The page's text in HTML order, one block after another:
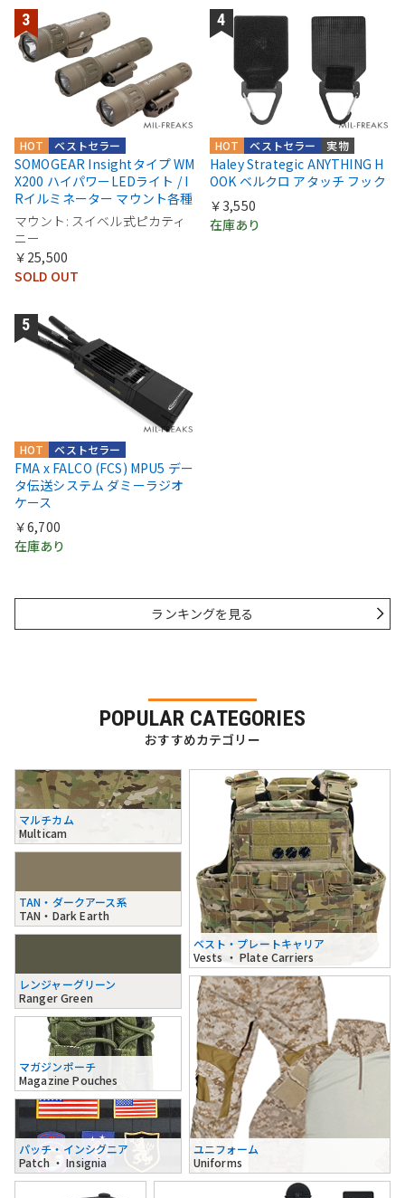
ベストセラー
HOT
SOMOGEAR Insightタイプ WM
X200 ハイパワーLEDライト / I
Rイルミネーター マウント各種
マウント: スイベル式ピカティ
ニー
￥25,500
SOLD OUT
実物
ベストセラー
HOT
Haley Strategic ANYTHING H
OOK ベルクロ アタッチ フック
￥3,550
在庫あり
ベストセラー
HOT
FMA x FALCO (FCS) MPU5 デー
タ伝送システム ダミーラジオ
ケース
￥6,700
在庫あり
ランキングを見る
POPULAR CATEGORIES
おすすめカテゴリー
マルチカム
Multicam
TAN・ダークアース系
TAN・Dark Earth
レンジャーグリーン
Ranger Green
ベスト・プレートキャリア
Vests ・ Plate Carriers
マガジンポーチ
Magazine Pouches
パッチ・インシグニア
Patch ・ Insignia
ユニフォーム
Uniforms